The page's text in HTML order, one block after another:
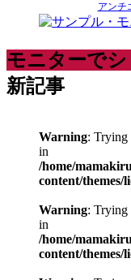
アンチ
モニターでシ
新記事
Warning: Trying
in
/home/
content/themes/
Warning: Trying
in
/home/
content/themes/